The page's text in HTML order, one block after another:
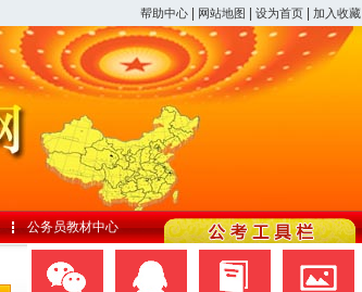
帮助中心 网站地图 设为首页 加入收藏
公务员教材中心